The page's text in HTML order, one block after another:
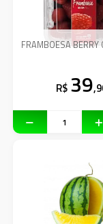
FRAMBOESA BERRY
R$ 39